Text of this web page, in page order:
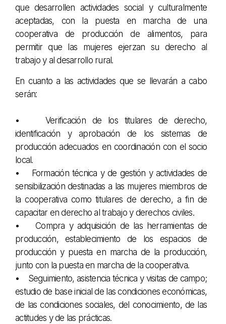
que desarrollen actividades social y culturalmente
aceptadas, con la puesta en marcha de una
cooperativa de producción de alimentos, para
permitir que las mujeres ejerzan su derecho al
trabajo y al desarrollo rural.
En cuanto a las actividades que se llevarán a cabo
serán:
• Verificación de los titulares de derecho,
identificación y aprobación de los sistemas de
producción adecuados en coordinación con el socio
local.
• Formación técnica y de gestión y actividades de
sensibilización destinadas a las mujeres miembros de
la cooperativa como titulares de derecho, a fin de
capacitar en derecho al trabajo y derechos civiles.
• Compra y adquisición de las herramientas de
producción, establecimiento de los espacios de
producción y puesta en marcha de la producción,
junto con la puesta en marcha de la cooperativa.
• Seguimiento, asistencia técnica y visitas de campo;
estudio de base inicial de las condiciones económicas,
de las condiciones sociales, del conocimiento, de las
actitudes y de las prácticas.